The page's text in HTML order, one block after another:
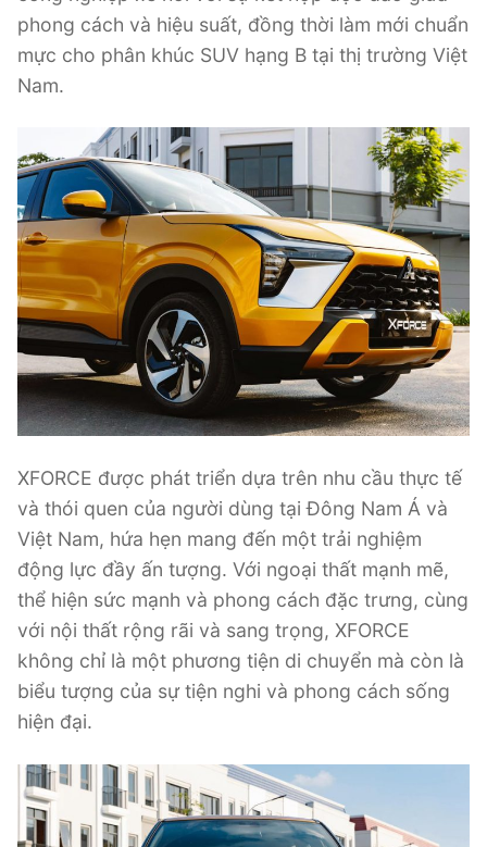
phong cách và hiệu suất, đồng thời làm mới chuẩn
mực cho phân khúc SUV hạng B tại thị trường Việt
Nam.
XFORCE được phát triển dựa trên nhu cầu thực tế
và thói quen của người dùng tại Đông Nam Á và
Việt Nam, hứa hẹn mang đến một trải nghiệm
động lực đầy ấn tượng. Với ngoại thất mạnh mẽ,
thể hiện sức mạnh và phong cách đặc trưng, cùng
với nội thất rộng rãi và sang trọng, XFORCE
không chỉ là một phương tiện di chuyển mà còn là
biểu tượng của sự tiện nghi và phong cách sống
hiện đại.